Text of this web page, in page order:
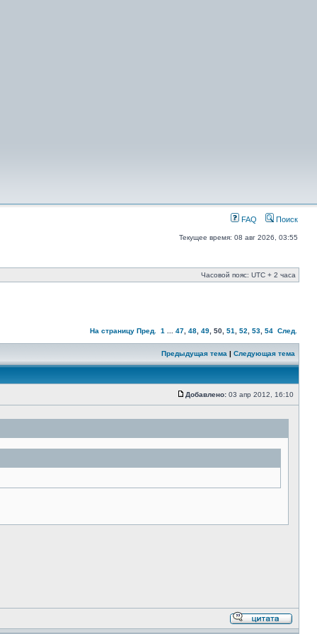
FAQ Поиск
Текущее время: 08 авг 2026, 03:55
Часовой пояс: UTC + 2 часа
На страницу Пред. 1 47 48 49 50 51 52 53 54 След.
Предыдущая тема | Следующая тема
Добавлено: 03 апр 2012, 16:10